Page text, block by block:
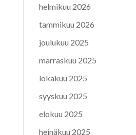
helmikuu 2026
tammikuu 2026
joulukuu 2025
marraskuu 2025
lokakuu 2025
syyskuu 2025
elokuu 2025
heinäkuu 2025